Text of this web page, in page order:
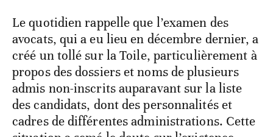
Le quotidien rappelle que l’examen des
avocats, qui a eu lieu en décembre dernier, a
créé un tollé sur la Toile, particulièrement à
propos des dossiers et noms de plusieurs
admis non-inscrits auparavant sur la liste
des candidats, dont des personnalités et
cadres de différentes administrations. Cette